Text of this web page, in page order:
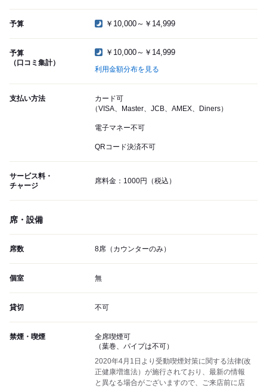
予算 ￥10,000～￥14,999
予算
（口コミ集計）
￥10,000～￥14,999
利用金額分布を見る
支払い方法
カード可
（VISA、Master、JCB、AMEX、Diners）
電子マネー不可
QRコード決済不可
サービス料・
チャージ
席料金：1000円（税込）
席・設備
席数 8席（カウンターのみ）
個室 無
貸切 不可
禁煙・喫煙
全席喫煙可
（葉巻、パイプは不可）
2020年4月1日より受動喫煙対策に関する法律(改
正健康増進法）が施行されており、最新の情報
と異なる場合がございますので、ご来店前に店